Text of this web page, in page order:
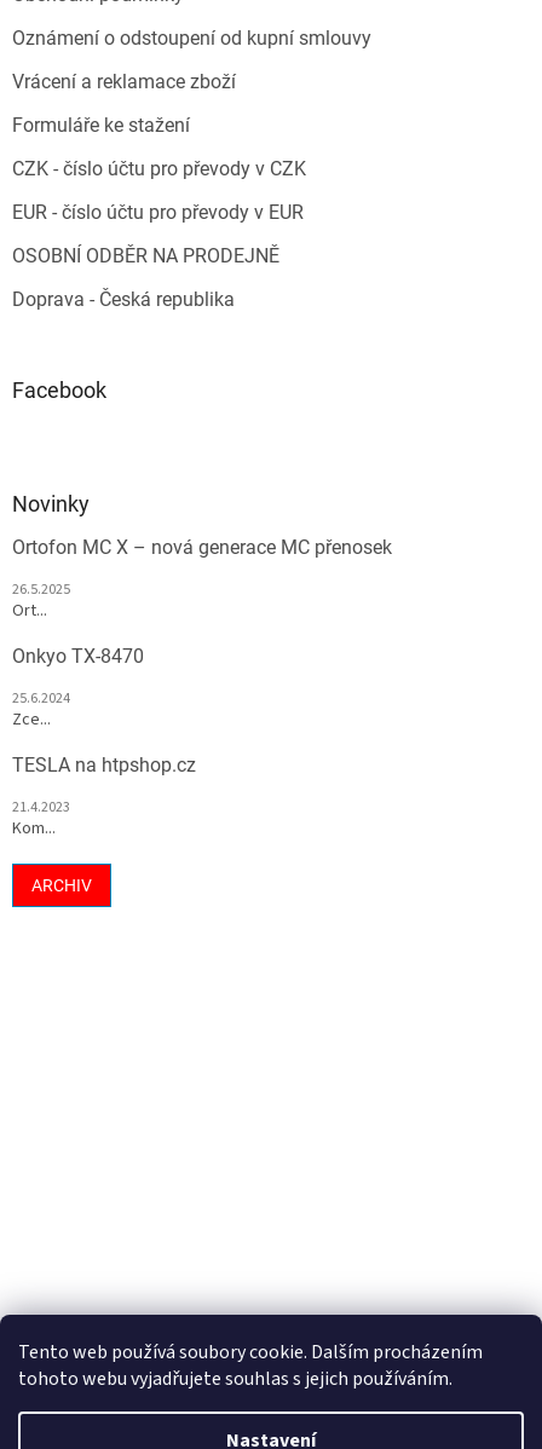
Tento web používá soubory cookie. Dalším procházením
tohoto webu vyjadřujete souhlas s jejich používáním.
Nastavení
Oznámení o odstoupení od kupní smlouvy
Vrácení a reklamace zboží
Formuláře ke stažení
CZK - číslo účtu pro převody v CZK
EUR - číslo účtu pro převody v EUR
OSOBNÍ ODBĚR NA PRODEJNĚ
Doprava - Česká republika
Facebook
Novinky
Ortofon MC X – nová generace MC přenosek
26.5.2025
Ort...
Onkyo TX-8470
25.6.2024
Zce...
TESLA na htpshop.cz
21.4.2023
Kom...
ARCHIV